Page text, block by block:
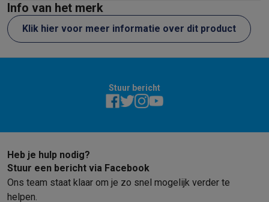
Info van het merk
Klik hier voor meer informatie over dit product
Stuur bericht
Heb je hulp nodig?
Stuur een bericht via Facebook
Ons team staat klaar om je zo snel mogelijk verder te
helpen.